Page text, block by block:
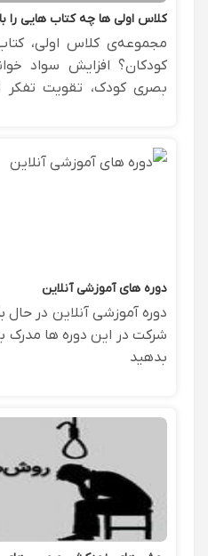
کلاس اولی ها چه کتاب هایی را
مجموعه‌ی کلاس اولی،
کودکان؟ افزایش سواد
بصری کودک، تقویت تفکر
دوره های آموزشی آنلاین
دوره آموزشی آنلاین در حال
شرکت در این دوره ها مدرک
بدهید